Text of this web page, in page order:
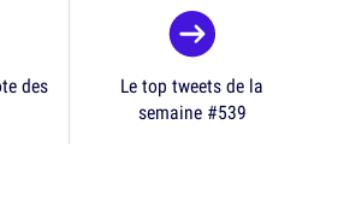
des
Le top tweets de la
semaine #539